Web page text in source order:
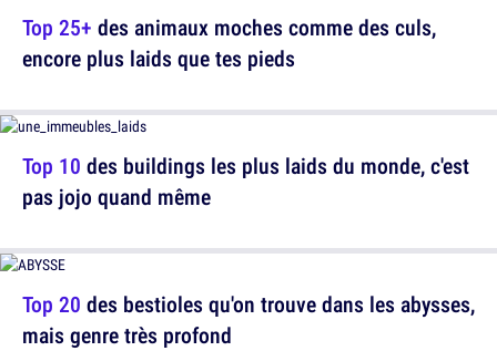
Top 25+ des animaux moches comme des culs,
encore plus laids que tes pieds
Top 10 des buildings les plus laids du monde, c'est
pas jojo quand même
Top 20 des bestioles qu'on trouve dans les abysses,
mais genre très profond